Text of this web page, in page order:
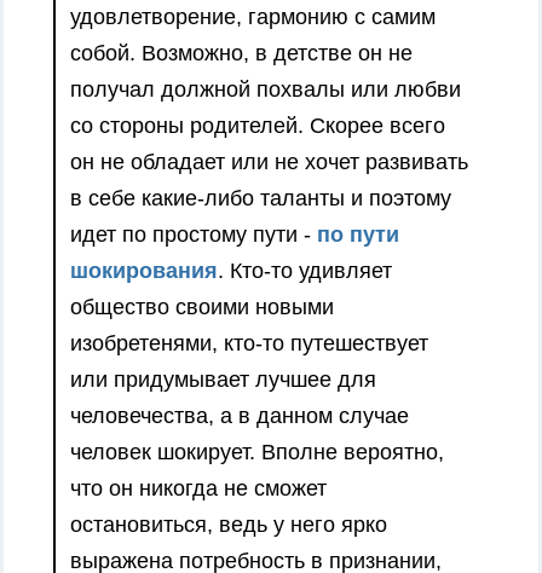
удовлетворение, гармонию с самим
собой. Возможно, в детстве он не
получал должной похвалы или любви
со стороны родителей. Скорее всего
он не обладает или не хочет развивать
в себе какие-либо таланты и поэтому
идет по простому пути - по пути
шокирования. Кто-то удивляет
общество своими новыми
изобретенями, кто-то путешествует
или придумывает лучшее для
человечества, а в данном случае
человек шокирует. Вполне вероятно,
что он никогда не сможет
остановиться, ведь у него ярко
выражена потребность в признании,